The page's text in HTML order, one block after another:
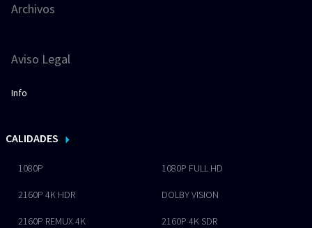
Archivos
Aviso Legal
Info
CALIDADES
1080P 1080P FULL HD
2160P 4K HDR DOLBY VISION
2160P REMUX 4K 2160P 4K SDR